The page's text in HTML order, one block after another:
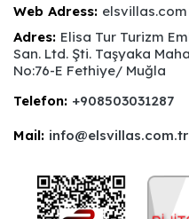
Web Adress: elsvillas.com
Adres: Elisa Tur Turizm
San. Ltd. Şti. Taşyaka
No:76-E Fethiye/ Muğla
Telefon: +908503031287
Mail: info@elsvillas.com.tr